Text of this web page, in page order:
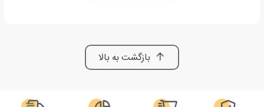
بازگشت به بالا